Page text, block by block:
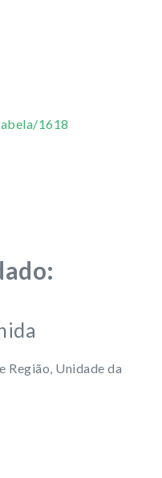
1618
Região, Unidade da